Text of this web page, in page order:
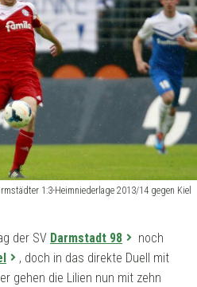
1:3-Heimniederlage 2013/14 gegen Kiel
der SV Darmstadt 98
noch
, doch in das direkte Duell mit
gehen die Lilien nun mit zehn